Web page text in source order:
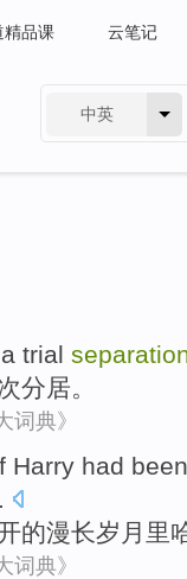
精品课 云笔记
中英
a trial
分居。
词典》
Harry had been
.
的漫长岁月里
词典》